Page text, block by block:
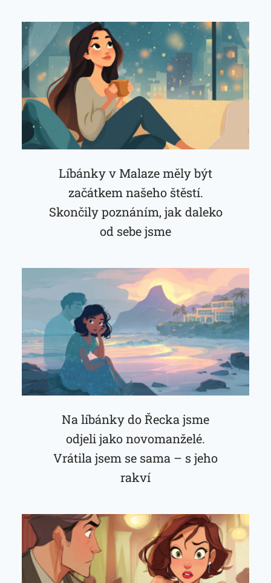
Líbánky v Malaze měly být
začátkem našeho štěstí.
Skončily poznáním, jak daleko
od sebe jsme
Na líbánky do Řecka jsme
odjeli jako novomanželé.
Vrátila jsem se sama – s jeho
rakví